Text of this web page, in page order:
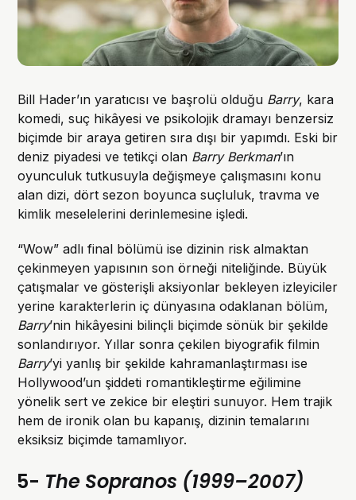
Bill Hader’ın yaratıcısı ve başrolü olduğu Barry, kara
komedi, suç hikâyesi ve psikolojik dramayı benzersiz
biçimde bir araya getiren sıra dışı bir yapımdı. Eski bir
deniz piyadesi ve tetikçi olan Barry Berkman’ın
oyunculuk tutkusuyla değişmeye çalışmasını konu
alan dizi, dört sezon boyunca suçluluk, travma ve
kimlik meselelerini derinlemesine işledi.
“Wow” adlı final bölümü ise dizinin risk almaktan
çekinmeyen yapısının son örneği niteliğinde. Büyük
çatışmalar ve gösterişli aksiyonlar bekleyen izleyiciler
yerine karakterlerin iç dünyasına odaklanan bölüm,
Barry’nin hikâyesini bilinçli biçimde sönük bir şekilde
sonlandırıyor. Yıllar sonra çekilen biyografik filmin
Barry’yi yanlış bir şekilde kahramanlaştırması ise
Hollywood’un şiddeti romantikleştirme eğilimine
yönelik sert ve zekice bir eleştiri sunuyor. Hem trajik
hem de ironik olan bu kapanış, dizinin temalarını
eksiksiz biçimde tamamlıyor.
5- The Sopranos (1999–2007)